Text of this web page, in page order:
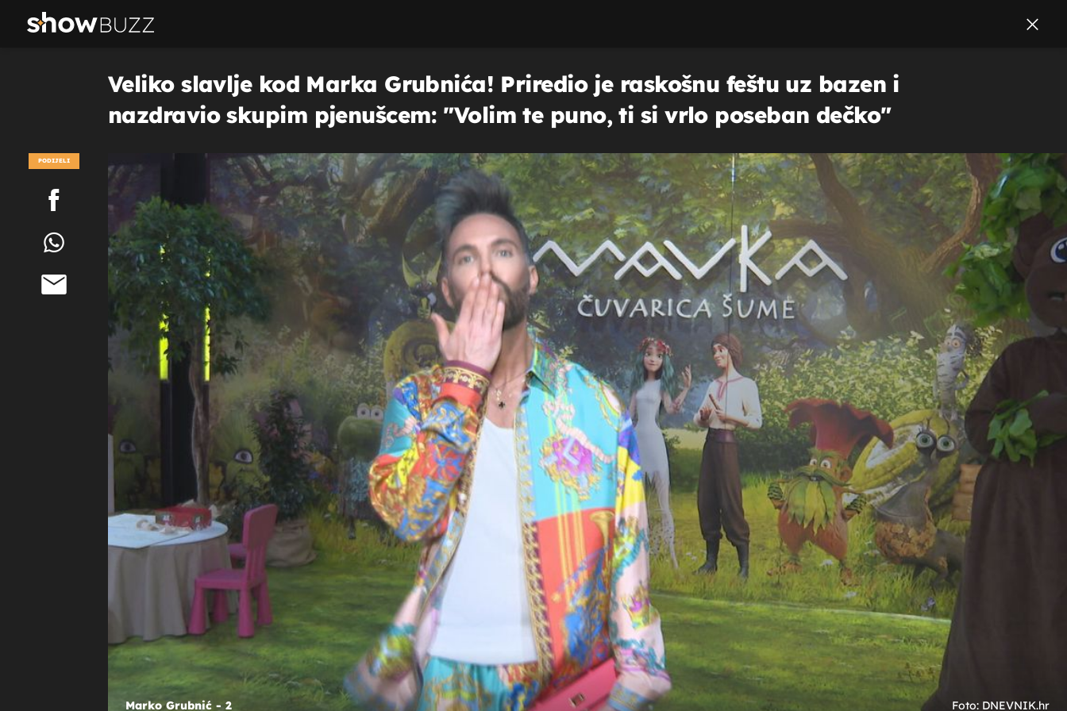
Veliko slavlje kod Marka Grubnića! Priredio je raskošnu feštu uz bazen i
nazdravio skupim pjenušcem: "Volim te puno, ti si vrlo poseban dečko"
PODIJELI
Marko Grubnić - 2 Foto: DNEVNIK.hr
POGLEDAJ
"SVAKA ŽENA TREBA JEDNOG MARKA"
Marko Grubnić okružen ljepoticama
dočekao novu godinu u Beogradu, a
zaplesao si je i s dobro raspoloženom
Ninom Badrić!
+21
PRIVUKAO POZORNOST
Tko je markantni muškarac kojeg je Maja
snimila s Bloomom na odmoru?
+21
VRUĆI LJETNI DANI
Marko Grubnić u uskim kupaćim
gaćicama pokazao tijelo kao od čelika!